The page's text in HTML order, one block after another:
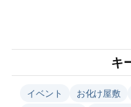
キ
イベント お化け屋敷